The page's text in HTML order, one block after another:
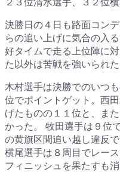
決勝日の４日も路面コン
らの追い上げに気合の入
好タイムで走る上位陣に
た以外は苦戦を強いられた
木村選手は決勝でのいつ
位でポイントゲット。西
げたものの１１位と、ま
かった。 牧田選手は９位
の黄旗区間追い越し違反
横尾選手は８周目でレー
フィニッシュを果たすも